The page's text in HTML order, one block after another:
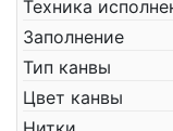
Техника
Заполнение
Тип канвы
Цвет канвы